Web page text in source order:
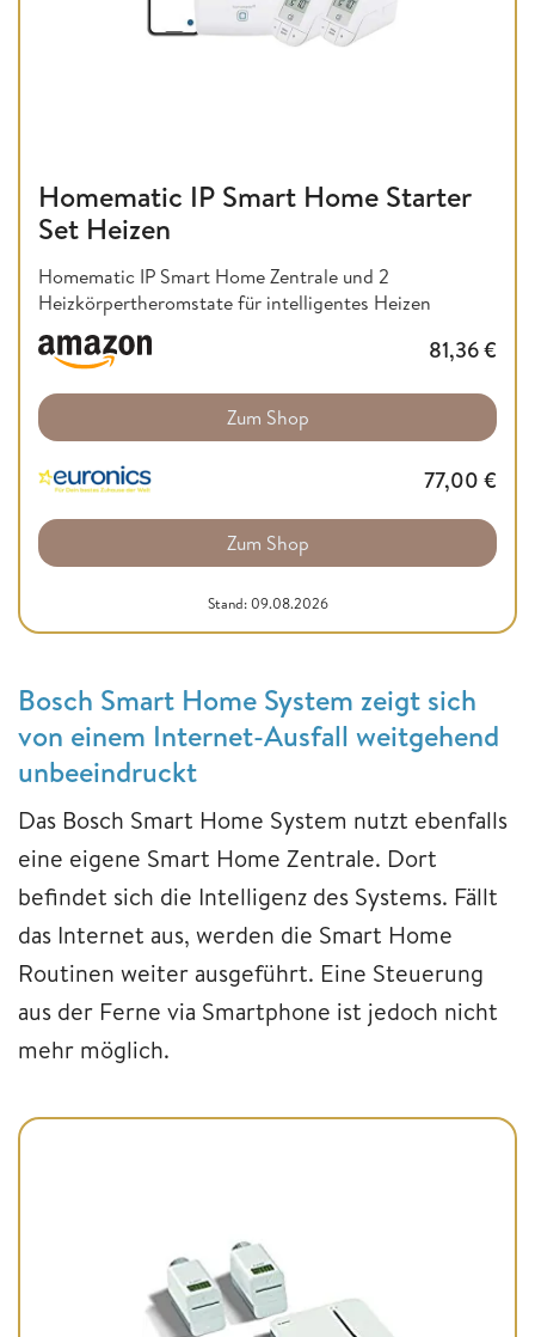
Homematic IP Smart Home Starter
Set Heizen
Homematic IP Smart Home Zentrale und 2
Heizkörpertheromstate für intelligentes Heizen
81,36€
Zum Shop
77,00 €
Zum Shop
Stand: 09.08.2026
Bosch Smart Home System zeigt sich
von einem Internet-Ausfall weitgehend
unbeeindruckt
Das Bosch Smart Home System nutzt ebenfalls
eine eigene Smart Home Zentrale. Dort
befindet sich die Intelligenz des Systems. Fällt
das Internet aus, werden die Smart Home
Routinen weiter ausgeführt. Eine Steuerung
aus der Ferne via Smartphone ist jedoch nicht
mehr möglich.